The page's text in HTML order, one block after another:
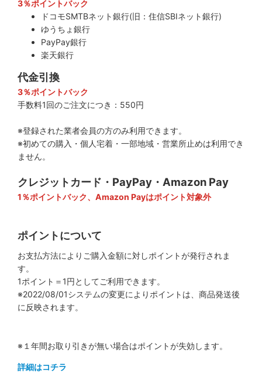
3％ポイントバック
ドコモSMTBネット銀行(旧：住信SBIネット銀行)
ゆうちょ銀行
PayPay銀行
楽天銀行
代金引換
3％ポイントバック
手数料1回のご注文につき：550円
※登録された業者会員の方のみ利用できます。
※初めての購入・個人宅着・一部地域・営業所止めは利用でき
ません。
クレジットカード・PayPay・Amazon Pay
1％ポイントバック、Amazon Payはポイント対象外
ポイントについて
お支払方法によりご購入金額に対しポイントが発行されま
す。
1ポイント＝1円としてご利用できます。
※2022/08/01システムの変更によりポイントは、商品発送後
に反映されます。
※１年間お取り引きが無い場合はポイントが失効します。
詳細はコチラ